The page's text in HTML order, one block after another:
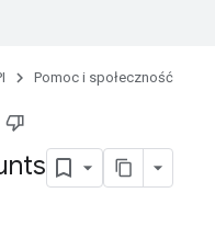
Pomoc i społeczność